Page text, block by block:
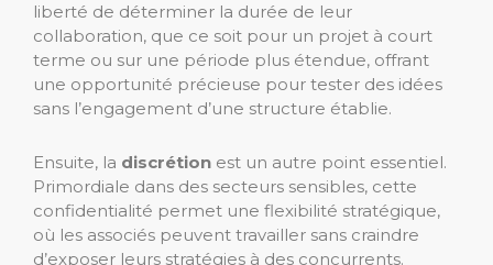
liberté de déterminer la durée de leur
collaboration, que ce soit pour un projet à court
terme ou sur une période plus étendue, offrant
une opportunité précieuse pour tester des idées
sans l’engagement d’une structure établie.
Ensuite, la discrétion est un autre point essentiel.
Primordiale dans des secteurs sensibles, cette
confidentialité permet une flexibilité stratégique,
où les associés peuvent travailler sans craindre
d’exposer leurs stratégies à des concurrents.